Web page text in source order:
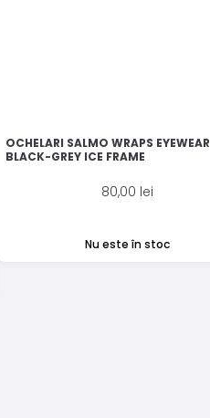
OCHELARI SALMO WRAPS EYEWEAR
BLACK-GREY ICE FRAME
80,00 lei
Nu este în stoc